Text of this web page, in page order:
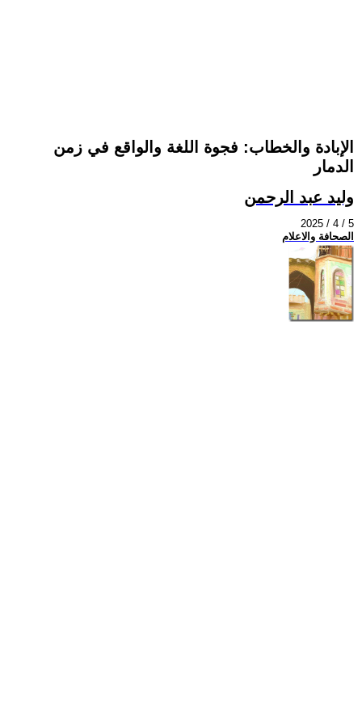
الإبادة والخطاب: فجوة اللغة والواقع في زمن
الدمار
وليد عبد الرحمن
2025 / 4 / 5
الصحافة والاعلام